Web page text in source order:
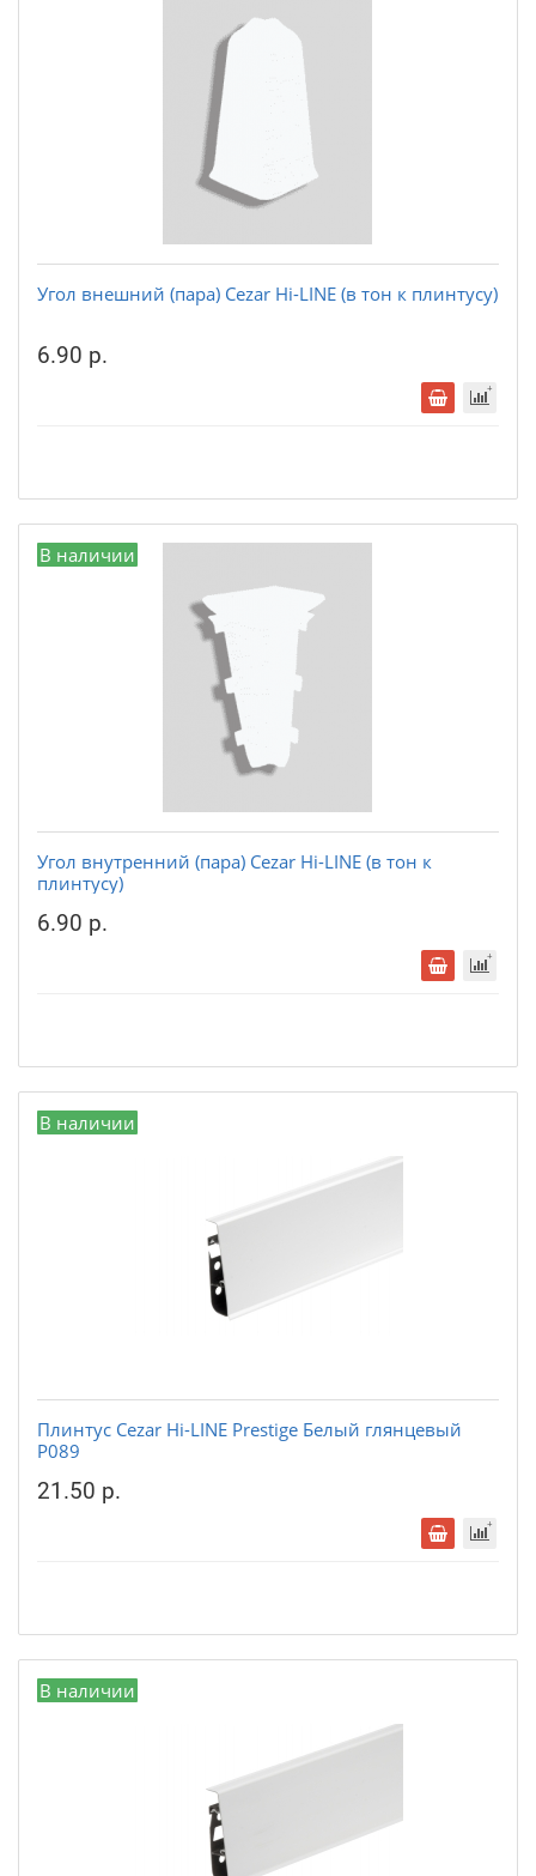
Угол внешний (пара) Cezar Hi-LINE (в тон к плинтусу)
6.90 р.
В наличии
Угол внутренний (пара) Cezar Hi-LINE (в тон к
плинтусу)
6.90 р.
В наличии
Плинтус Cezar Hi-LINE Prestige Белый глянцевый
P089
21.50 р.
В наличии